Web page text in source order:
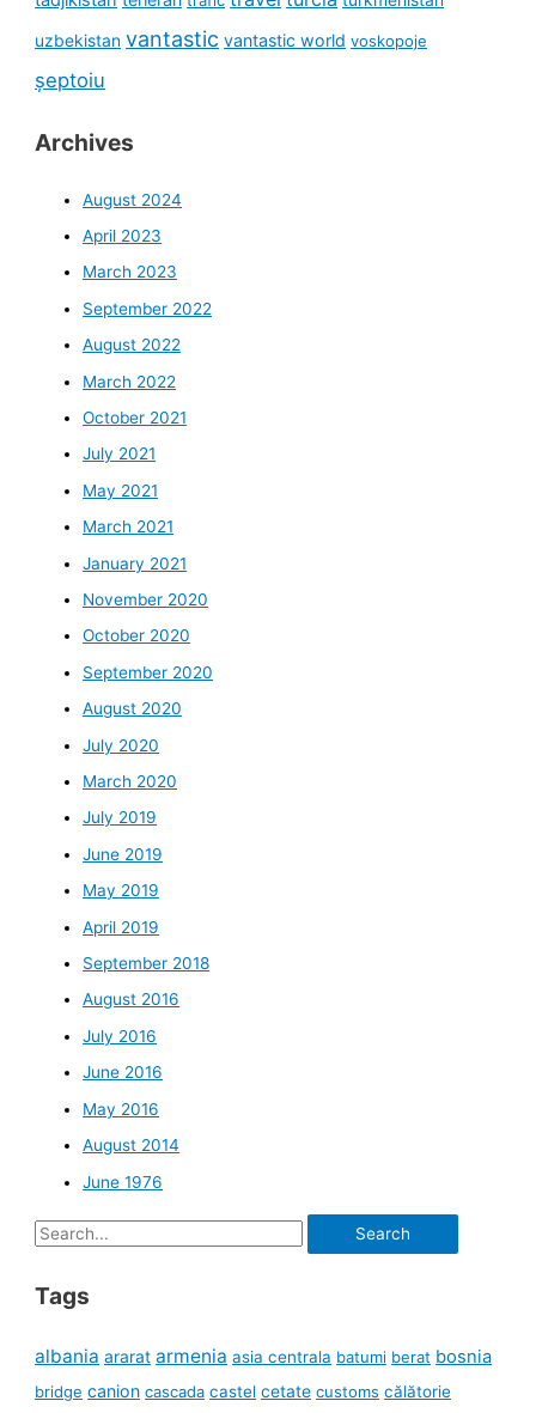
uzbekistan vantastic vantastic world voskopoje
șeptoiu
Archives
August 2024
April 2023
March 2023
September 2022
August 2022
March 2022
October 2021
July 2021
May 2021
March 2021
January 2021
November 2020
October 2020
September 2020
August 2020
July 2020
March 2020
July 2019
June 2019
May 2019
April 2019
September 2018
August 2016
July 2016
June 2016
May 2016
August 2014
June 1976
Search
Tags
albania ararat armenia asia centrala batumi berat bosnia
bridge canion cascada castel cetate customs călătorie